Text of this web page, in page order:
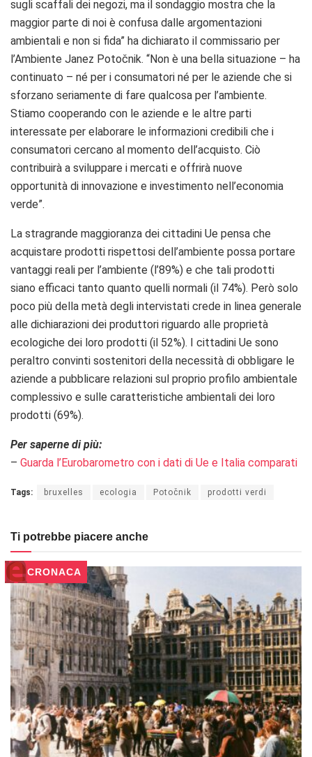
sugli scaffali dei negozi, ma il sondaggio mostra che la
maggior parte di noi è confusa dalle argomentazioni
ambientali e non si fida” ha dichiarato il commissario per
l’Ambiente Janez Potočnik. “Non è una bella situazione – ha
continuato – né per i consumatori né per le aziende che si
sforzano seriamente di fare qualcosa per l’ambiente.
Stiamo cooperando con le aziende e le altre parti
interessate per elaborare le informazioni credibili che i
consumatori cercano al momento dell’acquisto. Ciò
contribuirà a sviluppare i mercati e offrirà nuove
opportunità di innovazione e investimento nell’economia
verde”.
La stragrande maggioranza dei cittadini Ue pensa che
acquistare prodotti rispettosi dell’ambiente possa portare
vantaggi reali per l’ambiente (l’89%) e che tali prodotti
siano efficaci tanto quanto quelli normali (il 74%). Però solo
poco più della metà degli intervistati crede in linea generale
alle dichiarazioni dei produttori riguardo alle proprietà
ecologiche dei loro prodotti (il 52%). I cittadini Ue sono
peraltro convinti sostenitori della necessità di obbligare le
aziende a pubblicare relazioni sul proprio profilo ambientale
complessivo e sulle caratteristiche ambientali dei loro
prodotti (69%).
Per saperne di più:
– Guarda l’Eurobarometro con i dati di Ue e Italia comparati
Tags: bruxelles ecologia Potočnik prodotti verdi
Ti potrebbe piacere anche
CRONACA